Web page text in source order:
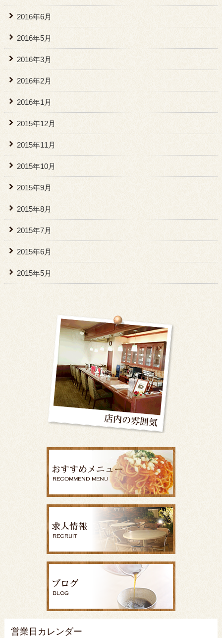
2016年6月
2016年5月
2016年3月
2016年2月
2016年1月
2015年12月
2015年11月
2015年10月
2015年9月
2015年8月
2015年7月
2015年6月
2015年5月
営業日カレンダー